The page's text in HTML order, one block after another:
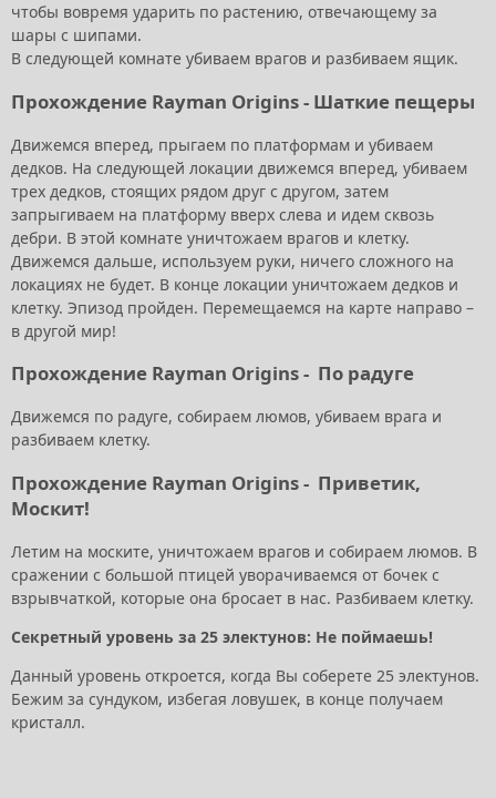
чтобы вовремя ударить по растению, отвечающему за
шары с шипами.
В следующей комнате убиваем врагов и разбиваем ящик.
Прохождение Rayman Origins - Шаткие пещеры
Движемся вперед, прыгаем по платформам и убиваем
дедков. На следующей локации движемся вперед, убиваем
трех дедков, стоящих рядом друг с другом, затем
запрыгиваем на платформу вверх слева и идем сквозь
дебри. В этой комнате уничтожаем врагов и клетку.
Движемся дальше, используем руки, ничего сложного на
локациях не будет. В конце локации уничтожаем дедков и
клетку. Эпизод пройден. Перемещаемся на карте направо –
в другой мир!
Прохождение Rayman Origins - По радуге
Движемся по радуге, собираем люмов, убиваем врага и
разбиваем клетку.
Прохождение Rayman Origins - Приветик,
Москит!
Летим на моските, уничтожаем врагов и собираем люмов. В
сражении с большой птицей уворачиваемся от бочек с
взрывчаткой, которые она бросает в нас. Разбиваем клетку.
Секретный уровень за 25 электунов: Не поймаешь!
Данный уровень откроется, когда Вы соберете 25 электунов.
Бежим за сундуком, избегая ловушек, в конце получаем
кристалл.